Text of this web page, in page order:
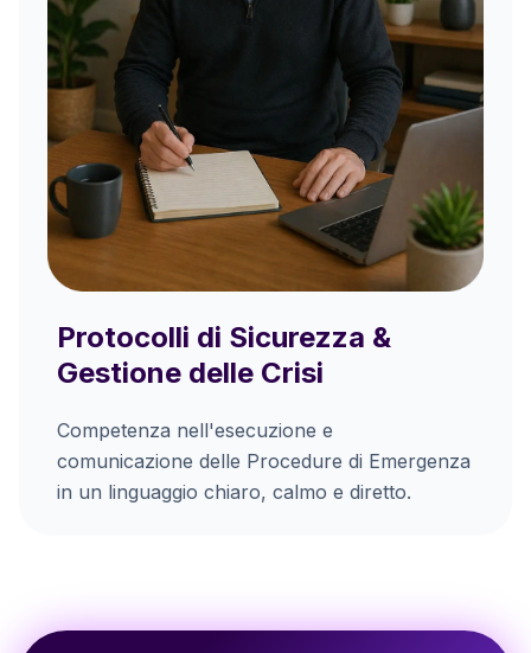
Protocolli di Sicurezza &
Gestione delle Crisi
Competenza nell'esecuzione e
comunicazione delle Procedure di Emergenza
in un linguaggio chiaro, calmo e diretto.